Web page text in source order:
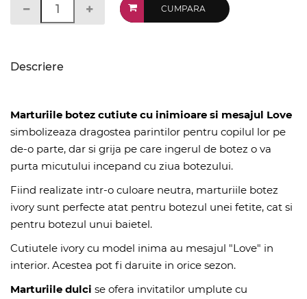
CUMPARA
Descriere
Marturiile botez cutiute cu inimioare si mesajul Love
simbolizeaza dragostea parintilor pentru copilul lor pe
de-o parte, dar si grija pe care ingerul de botez o va
purta micutului incepand cu ziua botezului.
Fiind realizate intr-o culoare neutra, marturiile botez
ivory sunt perfecte atat pentru botezul unei fetite, cat si
pentru botezul unui baietel.
Cutiutele ivory cu model inima au mesajul "Love" in
interior. Acestea pot fi daruite in orice sezon.
Marturiile dulci se ofera invitatilor umplute cu